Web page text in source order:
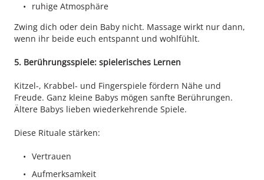
ruhige Atmosphäre
Zwing dich oder dein Baby nicht. Massage wirkt nur dann,
wenn ihr beide euch entspannt und wohlfühlt.
5. Berührungsspiele: spielerisches Lernen
Kitzel-, Krabbel- und Fingerspiele fördern Nähe und
Freude. Ganz kleine Babys mögen sanfte Berührungen.
Ältere Babys lieben wiederkehrende Spiele.
Diese Rituale stärken:
Vertrauen
Aufmerksamkeit